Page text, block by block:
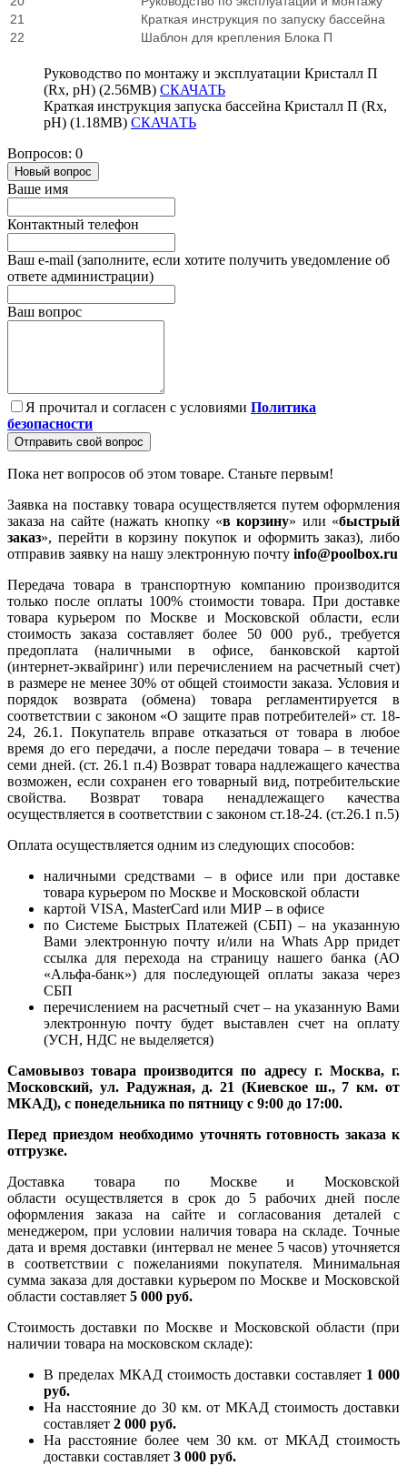
21
Краткая инструкция по запуску бассейна
22
Шаблон для крепления Блока П
Руководство по монтажу и эксплуатации Кристалл П
(Rx, pH) (2.56MB) СКАЧАТЬ
Краткая инструкция запуска бассейна Кристалл П (Rx,
pH) (1.18MB) СКАЧАТЬ
Вопросов: 0
Новый вопрос
Ваше имя
Контактный телефон
Ваш e-mail (заполните, если хотите получить уведомление об
ответе администрации)
Ваш вопрос
Я прочитал и согласен с условиями Политика
безопасности
Отправить свой вопрос
Пока нет вопросов об этом товаре. Станьте первым!
Заявка на поставку товара осуществляется путем оформления
заказа на сайте (нажать кнопку «в корзину» или «быстрый
заказ», перейти в корзину покупок и оформить заказ), либо
отправив заявку на нашу электронную почту info@poolbox.ru
Передача товара в транспортную компанию производится
только после оплаты 100% стоимости товара. При доставке
товара курьером по Москве и Московской области, если
стоимость заказа составляет более 50 000 руб., требуется
предоплата (наличными в офисе, банковской картой
(интернет-эквайринг) или перечислением на расчетный счет)
в размере не менее 30% от общей стоимости заказа. Условия и
порядок возврата (обмена) товара регламентируется в
соответствии с законом «О защите прав потребителей» ст. 18-
24, 26.1. Покупатель вправе отказаться от товара в любое
время до его передачи, а после передачи товара – в течение
семи дней. (ст. 26.1 п.4) Возврат товара надлежащего качества
возможен, если сохранен его товарный вид, потребительские
свойства. Возврат товара ненадлежащего качества
осуществляется в соответствии с законом ст.18-24. (ст.26.1 п.5)
Оплата осуществляется одним из следующих способов:
наличными средствами – в офисе или при доставке
товара курьером по Москве и Московской области
картой VISA, MasterCard или МИР – в офисе
по Системе Быстрых Платежей (СБП) – на указанную
Вами электронную почту и/или на Whats App придет
ссылка для перехода на страницу нашего банка (АО
«Альфа-банк») для последующей оплаты заказа через
СБП
перечислением на расчетный счет – на указанную Вами
электронную почту будет выставлен счет на оплату
(УСН, НДС не выделяется)
Самовывоз товара производится по адресу г. Москва, г.
Московский, ул. Радужная, д. 21 (Киевское ш., 7 км. от
МКАД), с понедельника по пятницу с 9:00 до 17:00.
Перед приездом необходимо уточнять готовность заказа к
отгрузке.
Доставка товара по Москве и Московской
области осуществляется в срок до 5 рабочих дней после
оформления заказа на сайте и согласования деталей с
менеджером, при условии наличия товара на складе. Точные
дата и время доставки (интервал не менее 5 часов) уточняется
в соответствии с пожеланиями покупателя. Минимальная
сумма заказа для доставки курьером по Москве и Московской
области составляет 5 000 руб.
Стоимость доставки по Москве и Московской области (при
наличии товара на московском складе):
В пределах МКАД стоимость доставки составляет 1 000
руб.
На насcтояние до 30 км. от МКАД стоимость доставки
составляет 2 000 руб.
На расстояние более чем 30 км. от МКАД стоимость
доставки составляет 3 000 руб.